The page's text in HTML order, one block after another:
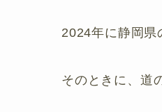
2024年に静岡県
そのときに、道